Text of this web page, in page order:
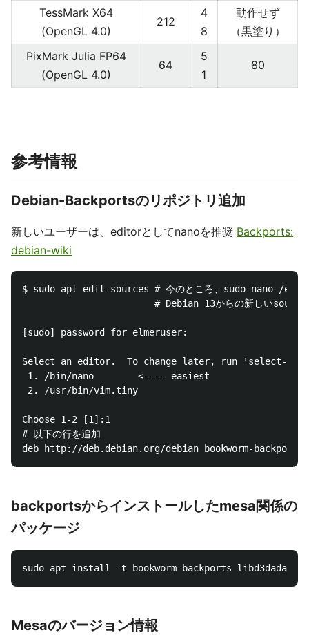
TessMark X64
(OpenGL 4.0)
212
4
8
動作せず
（黒塗り）
PixMark Julia FP64
(OpenGL 4.0)
64
5
1
80
参考情報
Debian-Backportsのリポジトリ追加
新しいユーザーは、editorとしてnanoを推奨 Backports:
debian-wiki
$ sudo apt edit-sources # 今のところ、sudo nano /
# Debian 13からの新しいsources
[sudo] password for elmeruser:
Select an editor.  To change later, run 'select-
1. /bin/nano        <---- easiest
2. /usr/bin/vim.tiny
Choose 1-2 [1]:1
# 以下の行を追加
backportsからインストールしたmesa関係の
パッケージ
Mesaのバージョン情報